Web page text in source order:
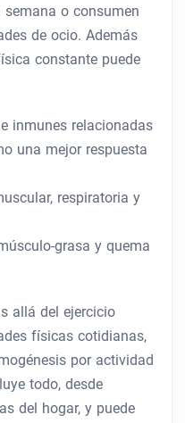
o consumen
de ocio. Además
constante puede
inmunes relacionadas
una mejor respuesta
respiratoria y
grasa y quema
allá del ejercicio
físicas cotidianas,
por actividad
todo, desde
del hogar, y puede